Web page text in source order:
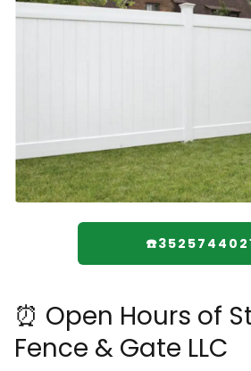
⏰ Open Hours of
Fence & Gate LLC